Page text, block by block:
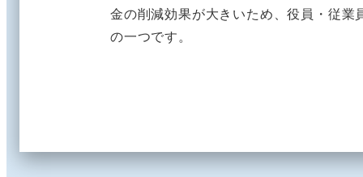
金の削減効果が大きいため、役員・従
の一つです。